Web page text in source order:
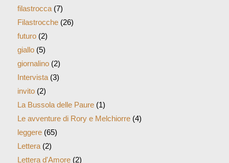
filastrocca(7)
Filastrocche(26)
futuro(2)
giallo(5)
giornalino(2)
Intervista(3)
invito(2)
La Bussola delle Paure(1)
Le avventure di Rory e Melchiorre(4)
leggere(65)
Lettera(2)
Lettera d'Amore(2)